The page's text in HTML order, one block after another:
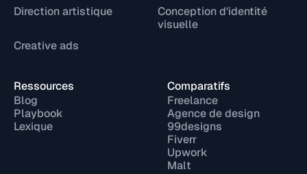
Direction artistique
Conception d'identité
visuelle
Creative ads
Ressources
Blog
Playbook
Lexique
Comparatifs
Freelance
Agence de design
99designs
Fiverr
Upwork
Malt